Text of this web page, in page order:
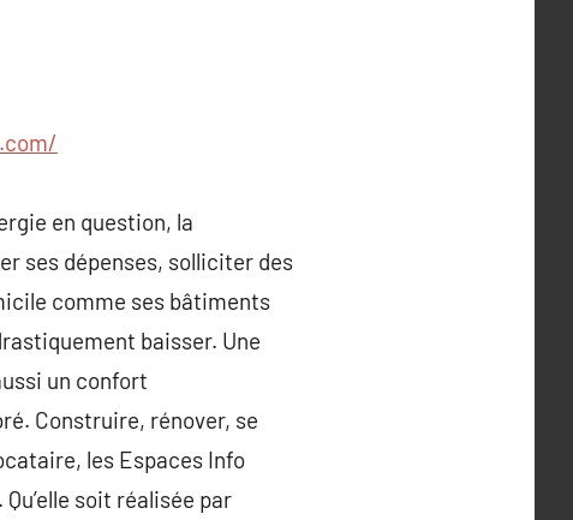
en question, la
ses dépenses, solliciter des
comme ses bâtiments
baisser. Une
un confort
Construire, rénover, se
les Espaces Info
soit réalisée par